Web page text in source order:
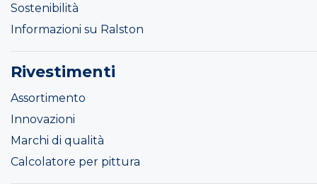
Sostenibilità
Informazioni su Ralston
Rivestimenti
Assortimento
Innovazioni
Marchi di qualità
Calcolatore per pittura